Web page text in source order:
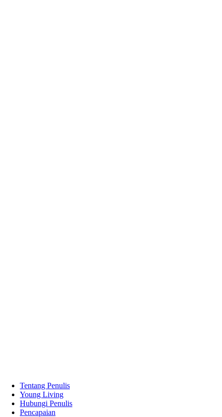
Tentang Penulis
Young Living
Hubungi Penulis
Pencapaian